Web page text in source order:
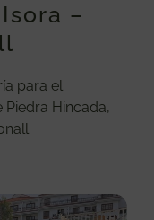
–
para el
Hincada,